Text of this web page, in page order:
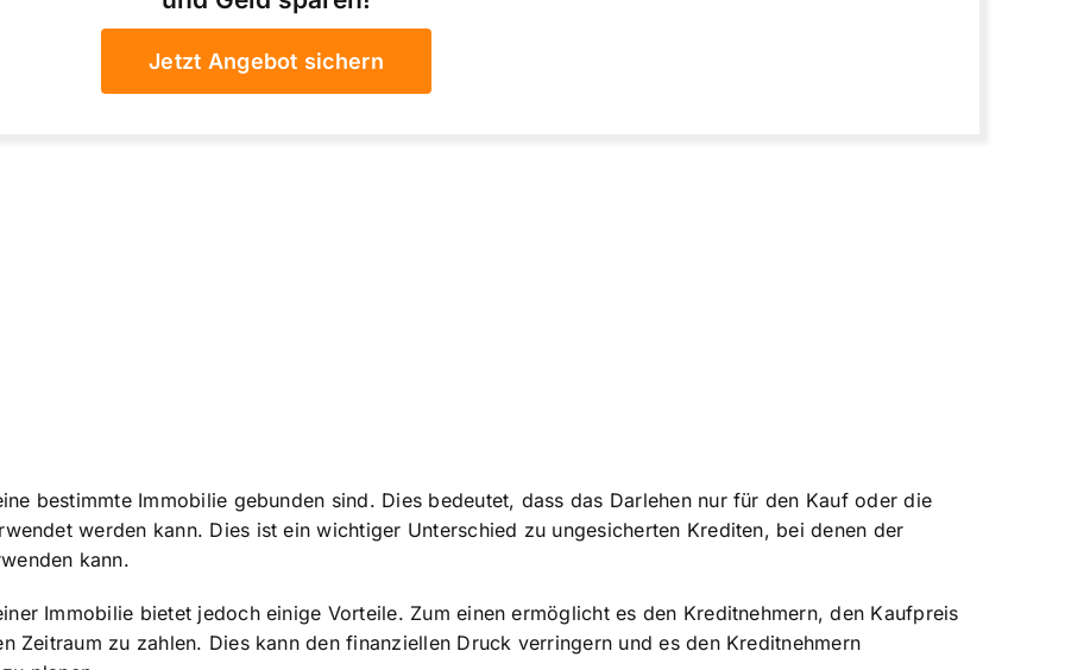
Jetzt Angebot sichern
bestimmte Immobilie gebunden sind. Dies bedeutet, dass das Darlehen nur für den Kauf oder die
werden kann. Dies ist ein wichtiger Unterschied zu ungesicherten Krediten, bei denen der
kann.
Immobilie bietet jedoch einige Vorteile. Zum einen ermöglicht es den Kreditnehmern, den Kaufpreis
Zeitraum zu zahlen. Dies kann den finanziellen Druck verringern und es den Kreditnehmern